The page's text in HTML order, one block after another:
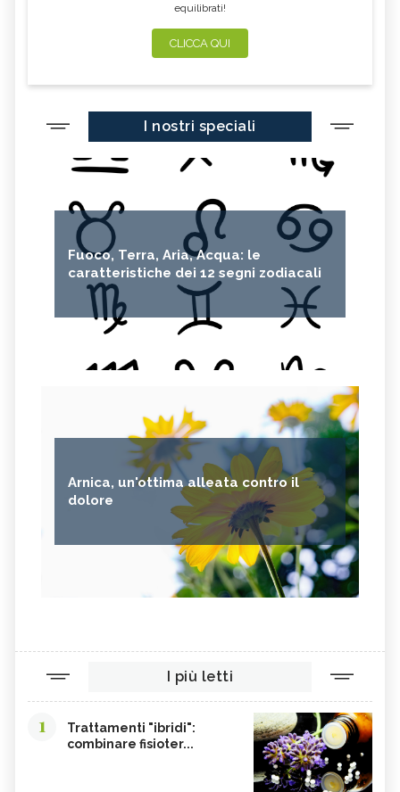
equilibrati!
CLICCA QUI
I nostri speciali
Fuoco, Terra, Aria, Acqua: le
caratteristiche dei 12 segni zodiacali
Arnica, un'ottima alleata contro il
dolore
I più letti
1
Trattamenti "ibridi":
combinare fisioter...